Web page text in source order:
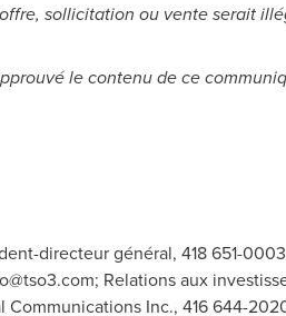
sollicitation ou vente serait
le contenu de ce
directeur général, 418 651-
; Relations aux
Communications Inc., 416 644-